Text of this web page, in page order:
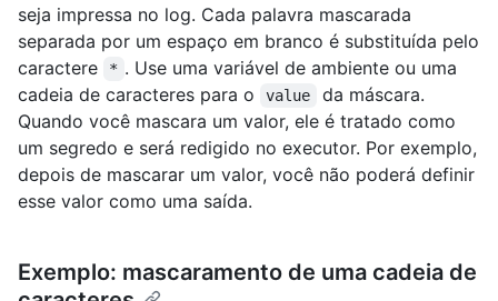
seja impressa no log. Cada palavra mascarada
separada por um espaço em branco é substituída pelo
caractere
* . Use uma variável de ambiente ou uma
cadeia de caracteres para o
value
da máscara.
Quando você mascara um valor, ele é tratado como
um segredo e será redigido no executor. Por exemplo,
depois de mascarar um valor, você não poderá definir
esse valor como uma saída.
Exemplo: mascaramento de uma cadeia de